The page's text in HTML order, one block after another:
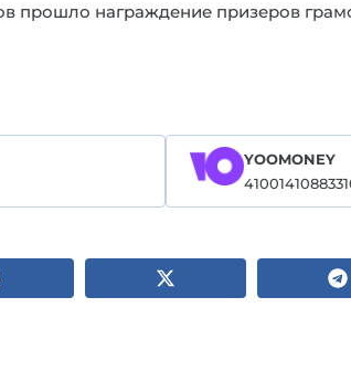
прошло награждение призеров
YOOMONEY